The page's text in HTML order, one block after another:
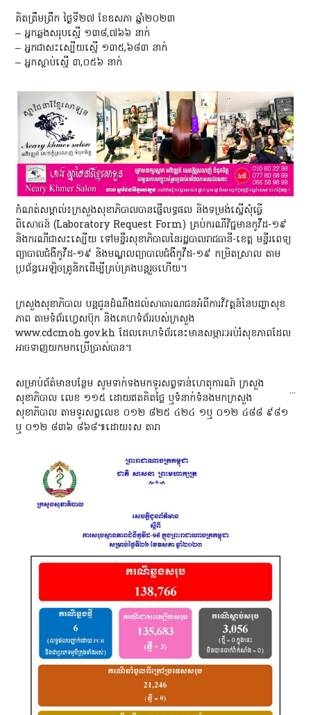
គិតត្រឹមព្រឹក ថ្ងៃទី២៧ ខែឧសភា​​ ឆ្នាំ២០២៣
– អ្នកឆ្លងសរុបស្មើ ១៣៨,៧៦៦ នាក់
– អ្នកជាសះស្បើយស្មើ ១៣៥,៦៨៣ នាក់
– អ្នកស្លាប់ស្មើ​ ៣,០៥៦ នាក់
កំណត់សម្គាល់៖ក្រសួងសុខាភិបាលបានផ្ញើលទ្ធផល និងទម្រង់ស្នើសុំធ្វើ
ពិសោធន៍ (Laboratory Request Form) គ្រប់ករណីវិជ្ជមានកូវីដ-១៩
និងករណីជាសះស្បើយ ទៅមន្ទីរសុខាភិបាលនៃរដ្ឋបាលរាជធានី-ខេត្ត មន្ទីរពេទ្យ
ព្យាបាលជំងឺកូវីដ-១៩ និងមណ្ឌលព្យាបាលជំងឺកូវីដ-១៩ កម្រិតស្រាល តាម
ប្រព័ន្ធអេឡិចត្រូនិកដើម្បីគ្រប់គ្រងបន្តរួចហើយ។
ក្រសួងសុខាភិបាល បន្តជូនដំណឹងដល់សាធារណជនអំពីការវិវត្តន៍នៃបញ្ហាសុខ
ភាព តាមទំព័រហ្វេសប៊ុក និងគេហទំព័ររបស់ក្រសួង
www.cdcmoh.gov.kh ដែលគេហទំព័រនេះមានសម្ភារៈអប់រំសុខភាពដែល
អាចទាញយកមកប្រើប្រាស់បាន។
...
សម្រាប់ព័ត៌មានបន្ថែម សូមទាក់ទងមកទូរសព្ទទាន់ហេតុការណ៍ ក្រសួង
សុខាភិបាល លេខ ១១៥ ដោយឥតគិតថ្លៃ ឬទំនាក់ទំនងមកក្រសួង
សុខាភិបាល តាមទូរសព្ទលេខ ០១២ ៨២៥ ៤២៤ ១ឬ ០១២ ៤៨៨ ៩៨១
ឬ ០១២ ៨៣៦ ៨៦៨៕ដោយ​៖​ស​ តារា​